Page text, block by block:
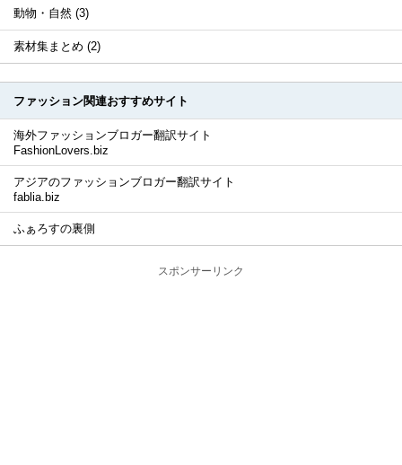
動物・自然 (3)
素材集まとめ (2)
ファッション関連おすすめサイト
海外ファッションブロガー翻訳サイト
FashionLovers.biz
アジアのファッションブロガー翻訳サイト
fablia.biz
ふぁろすの裏側
スポンサーリンク